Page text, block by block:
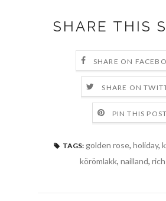
SHARE THIS
SHARE ON
SHARE ON
PIN THIS POST
TAGS: golden rose, holiday,
körömlakk, nailland,